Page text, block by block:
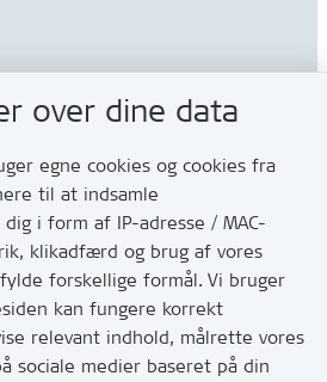
Post
i kontakt med os? Se her
eller andet
over dine data
egne cookies og cookies fra
til at indsamle
i form af IP-adresse / MAC-
klikadfærd og brug af vores
forskellige formål. Vi bruger
kan fungere korrekt
relevant indhold, målrette vores
sociale medier baseret på din